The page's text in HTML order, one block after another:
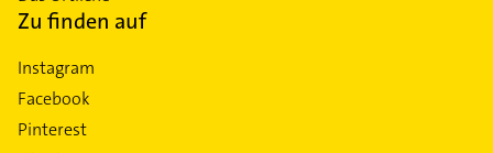
Zu finden auf
Instagram
Facebook
Pinterest